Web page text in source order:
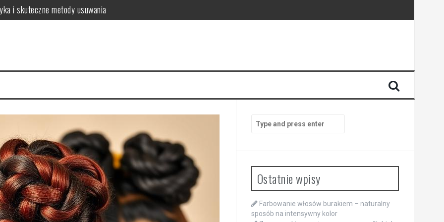
i skuteczne metody usuwania
włosów?
najczęstsze problemy
dla zdrowia
for:
Ostatnie wpisy
Farbowanie włosów burakiem – naturalny
sposób na intensywny kolor